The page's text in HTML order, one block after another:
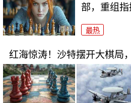
部，重组
最热
红海惊涛！沙特摆开大棋局